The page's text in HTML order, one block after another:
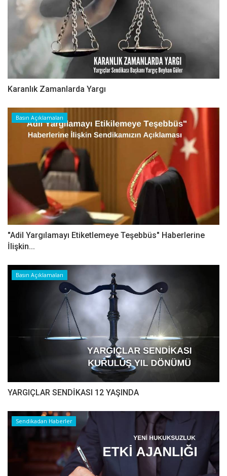
Karanlık Zamanlarda Yargı
Basın Açıklamaları
"Adil Yargılamayı Etiketlemeye Teşebbüs" Haberlerine
İlişkin...
Basın Açıklamaları
YARGIÇLAR SENDİKASI 12 YAŞINDA
Sendikadan Haberler